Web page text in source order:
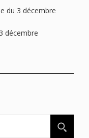
du 3 décembre
décembre